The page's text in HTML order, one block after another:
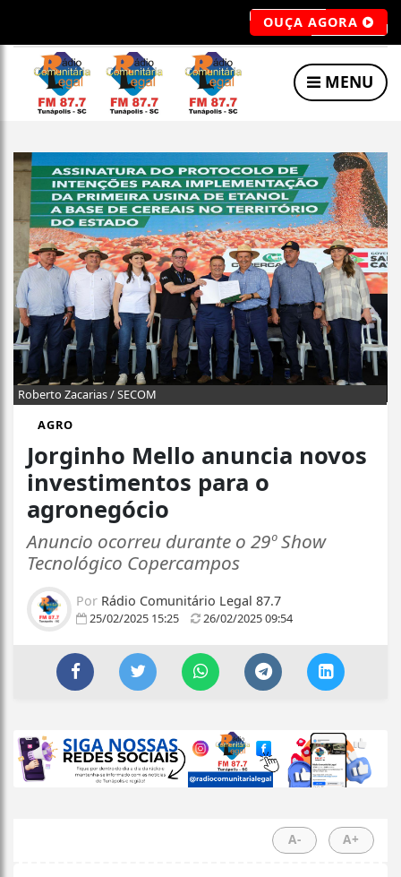
OUÇA AGORA
MENU
Roberto Zacarias / SECOM
AGRO
Jorginho Mello anuncia novos
investimentos para o
agronegócio
Anuncio ocorreu durante o 29º Show
Tecnológico Copercampos
Por Rádio Comunitário Legal 87.7
25/02/2025 15:25 26/02/2025 09:54
A- A+